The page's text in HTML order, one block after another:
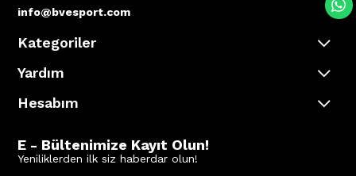
info@bvesport.com
Kategoriler
Yardım
Hesabım
E - Bültenimize Kayıt Olun!
Yeniliklerden ilk siz haberdar olun!